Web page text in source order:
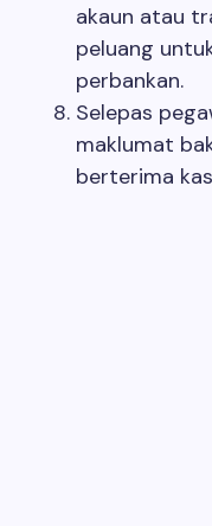
akaun atau
peluang
perbankan.
Selepas
maklumat
berterima